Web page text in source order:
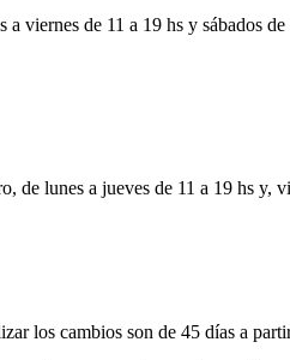
a viernes de 11 a 19 hs y sábados
de lunes a jueves de 11 a 19 hs y,
los cambios son de 45 días a